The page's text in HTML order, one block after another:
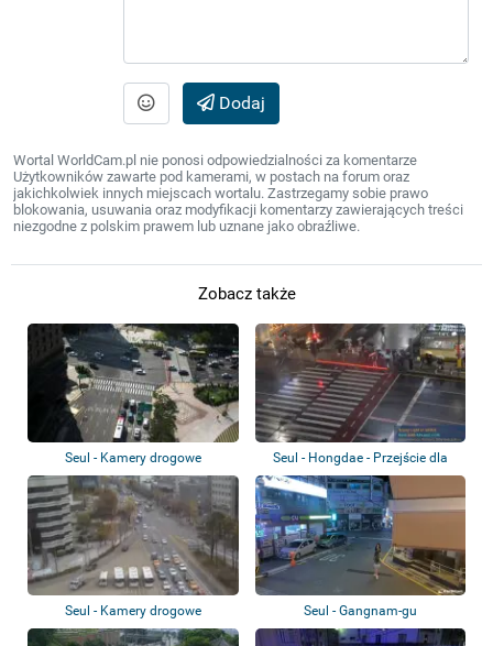
Dodaj
Wortal WorldCam.pl nie ponosi odpowiedzialności za komentarze
Użytkowników zawarte pod kamerami, w postach na forum oraz
jakichkolwiek innych miejscach wortalu. Zastrzegamy sobie prawo
blokowania, usuwania oraz modyfikacji komentarzy zawierających treści
niezgodne z polskim prawem lub uznane jako obraźliwe.
Zobacz także
Seul - Kamery drogowe
Seul - Hongdae - Przejście dla
pieszych
Seul - Kamery drogowe Seul - Gangnam-gu